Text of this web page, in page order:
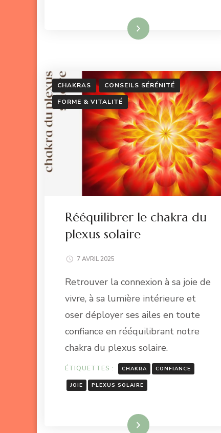
Lire la suite
CHAKRAS
CONSEILS SÉRÉNITÉ
FORME & VITALITÉ
Rééquilibrer le chakra du
plexus solaire
7 AVRIL 2025
Retrouver la connexion à sa joie de
vivre, à sa lumière intérieure et
oser déployer ses ailes en toute
confiance en rééquilibrant notre
chakra du plexus solaire.
ÉTIQUETTES : CHAKRA CONFIANCE
JOIE PLEXUS SOLAIRE
Lire la suite